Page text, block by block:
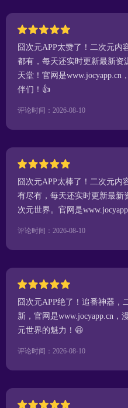
囧次元APP太赞了！二次元内
都有，每天还实时更新最新资
天堂！官网是www.jocyapp.cn
伴们！👍
评论时间：2026-08-10
囧次元APP太棒了！二次元内
有尽有，每天还实时更新最新
次元世界。官网是
评论时间：2026-08-10
囧次元APP绝了！追番神器，
新，官网是www.jocyapp.cn，
元世界的魅力！😆
评论时间：2026-08-10